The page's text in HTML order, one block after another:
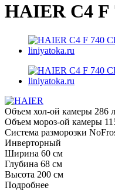
HAIER C4 F
Объем хол-ой камеры 286 л
Объем мороз-ой камеры
Система разморозки
Инверторный
Ширина 60 см
Глубина 68 см
Высота 200 см
Подробнее